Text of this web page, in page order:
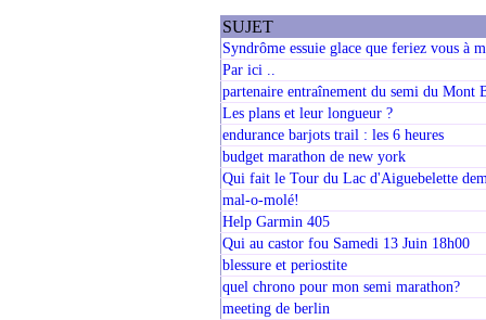
SUJET
Syndrôme essuie glace que feriez vous à
Par ici ..
partenaire entraînement du semi du Mont
Les plans et leur longueur ?
endurance barjots trail : les 6 heures
budget marathon de new york
Qui fait le Tour du Lac d'Aiguebelette
mal-o-molé!
Help Garmin 405
Qui au castor fou Samedi 13 Juin 18h00
blessure et periostite
quel chrono pour mon semi marathon?
meeting de berlin